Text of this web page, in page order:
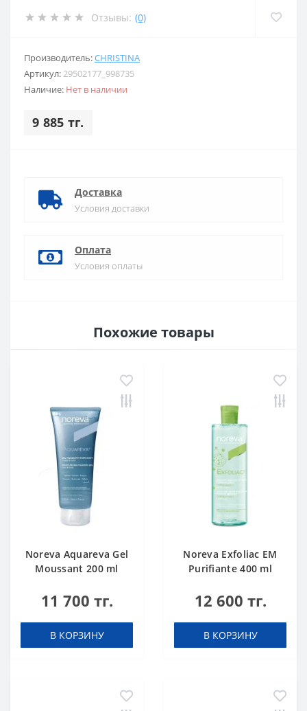
Отзывы: (0)
Производитель:CHRISTINA
Артикул:29502177_998735
Наличие: Нет в наличии
9 885 тг.
Доставка
Условия доставки
Оплата
Условия оплаты
Похожие товары
Noreva Aquareva Gel
Moussant 200 ml
11 700 тг.
В КОРЗИНУ
Noreva Exfoliac EM
Purifiante 400 ml
12 600 тг.
В КОРЗИНУ